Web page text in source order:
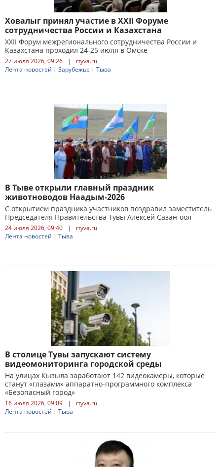
Ховалыг принял участие в XXII Форуме
сотрудничества России и Казахстана
XXII Форум межрегионального сотрудничества России и
Казахстана проходил 24-25 июля в Омске
27 июля 2026, 09:26 |
rtyva.ru
Лента новостей | Зарубежье | Тыва
В Тыве открыли главный праздник
животноводов Наадым-2026
С открытием праздника участников поздравил заместитель
Председателя Правительства Тувы Алексей Сазан-оол
24 июля 2026, 09:40 |
rtyva.ru
Лента новостей | Тыва
В столице Тувы запускают систему
видеомониторинга городской среды
На улицах Кызыла заработают 142 видеокамеры, которые
станут «глазами» аппаратно-программного комплекса
«Безопасный город»
16 июля 2026, 09:09 |
rtyva.ru
Лента новостей | Тыва